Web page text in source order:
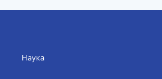
Наука